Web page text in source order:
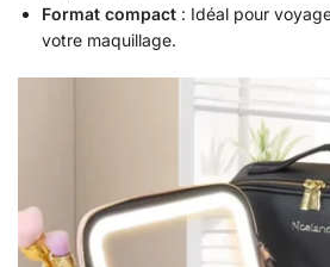
Format compact : Idéal pour
votre maquillage.